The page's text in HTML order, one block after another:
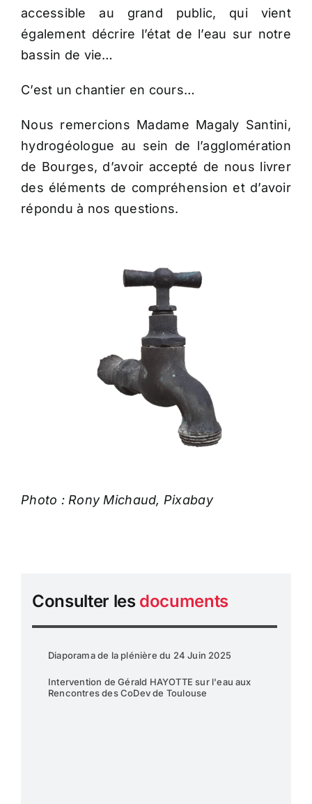
accessible au grand public, qui vient
également décrire l’état de l’eau sur notre
bassin de vie…
C’est un chantier en cours…
Nous remercions Madame Magaly Santini,
hydrogéologue au sein de l’agglomération
de Bourges, d’avoir accepté de nous livrer
des éléments de compréhension et d’avoir
répondu à nos questions.
Photo : Rony Michaud, Pixabay
Consulter les documents
Diaporama de la plénière du 24 Juin 2025
Intervention de Gérald HAYOTTE sur l'eau aux
Rencontres des CoDev de Toulouse